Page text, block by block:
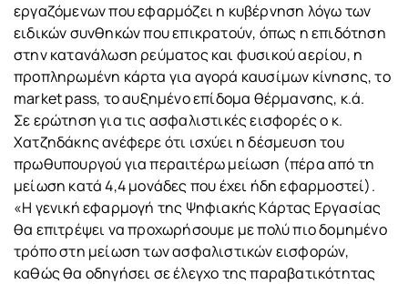
εργαζόμενων που εφαρμόζει η κυβέρνηση λόγω των
ειδικών συνθηκών που επικρατούν, όπως η επιδότηση
στην κατανάλωση ρεύματος και φυσικού αερίου, η
προπληρωμένη κάρτα για αγορά καυσίμων κίνησης, το
market pass, το αυξημένο επίδομα θέρμανσης, κ.ά.
Σε ερώτηση για τις ασφαλιστικές εισφορές ο κ.
Χατζηδάκης ανέφερε ότι ισχύει η δέσμευση του
πρωθυπουργού για περαιτέρω μείωση (πέρα από τη
μείωση κατά 4,4 μονάδες που έχει ήδη εφαρμοστεί).
«Η γενική εφαρμογή της Ψηφιακής Κάρτας Εργασίας
θα επιτρέψει να προχωρήσουμε με πολύ πιο δομημένο
τρόπο στη μείωση των ασφαλιστικών εισφορών,
καθώς θα οδηγήσει σε έλεγχο της παραβατικότητας